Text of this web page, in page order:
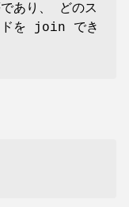
あり、 どのス
ドを join でき